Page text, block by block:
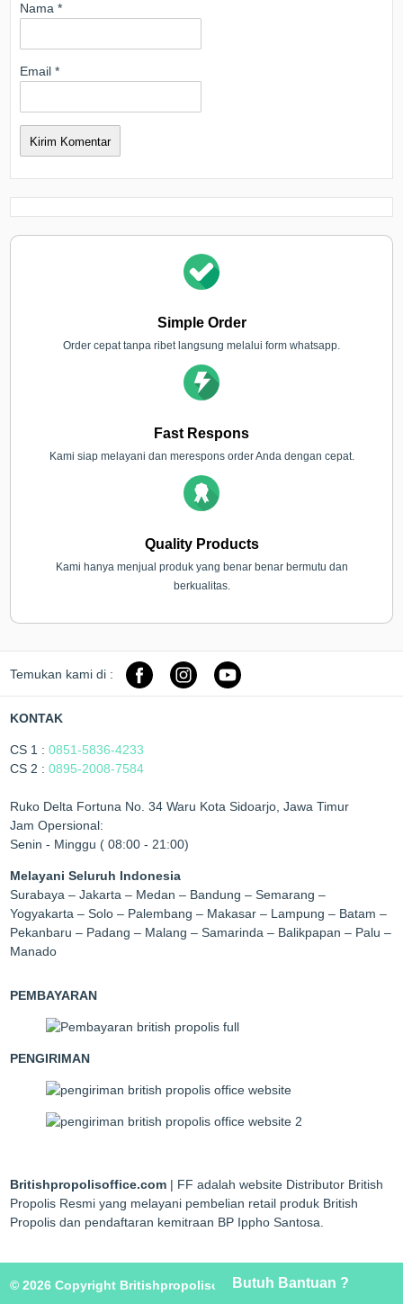
Nama*
Email*
Simple Order
Order cepat tanpa ribet langsung melalui form whatsapp.
Fast Respons
Kami siap melayani dan merespons order Anda dengan cepat.
Quality Products
Kami hanya menjual produk yang benar benar bermutu dan
berkualitas.
Temukan kami di :
KONTAK
CS 1 :0851-5836-4233
CS 2 :0895-2008-7584
Ruko Delta Fortuna No. 34 Waru Kota Sidoarjo, Jawa Timur
Jam Opersional:
Senin - Minggu ( 08:00 - 21:00)
Melayani Seluruh Indonesia
Surabaya – Jakarta – Medan – Bandung – Semarang –
Yogyakarta – Solo – Palembang – Makasar – Lampung – Batam –
Pekanbaru – Padang – Malang – Samarinda – Balikpapan – Palu –
Manado
PEMBAYARAN
PENGIRIMAN
Britishpropolisoffice.com | FF adalah website Distributor British
Propolis Resmi yang melayani pembelian retail produk British
Propolis dan pendaftaran kemitraan BP Ippho Santosa.
© 2026 Copyright Britishpropolisoffice.comButuh Bantuan ?